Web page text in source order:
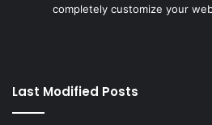
completely customize your
Last Modified Posts